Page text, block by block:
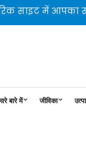
साइट में आपका
बारे में जीविका